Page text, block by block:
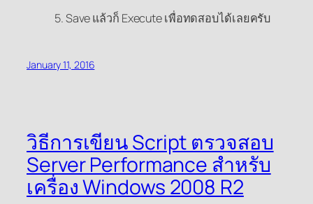
5. Save แล้วก็ Execute เพื่อทดสอบได้เลยครับ
January 11, 2016
วิธีการเขียน Script ตรวจสอบ
Server Performance สำหรับ
เครื่อง Windows 2008 R2